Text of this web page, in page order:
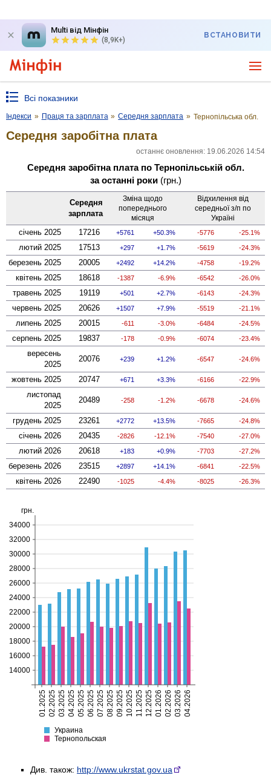
Multi від Мінфін
(8,9K+)
ВСТАНОВИТИ
Всі показники
Індекси » Праця та зарплата » Середня зарплата » Тернопільська обл.
Середня заробітна плата
останнє оновлення: 19.06.2026 14:54
Середня заробітна плата по Тернопільській обл.
за останні роки (грн.)
Середня
зарплата
Зміна щодо
попереднього
місяця
Відхилення від
середньої з/п по
Україні
січень 2025 17216 5761 50.3% -5776 -25.1%
лютий 2025 17513 297 1.7% -5619 -24.3%
березень 2025 20005 2492 14.2% -4758 -19.2%
квітень 2025 18618 -1387 -6.9% -6542 -26.0%
травень 2025 19119 501 2.7% -6143 -24.3%
червень 2025 20626 1507 7.9% -5519 -21.1%
липень 2025 20015 -611 -3.0% -6484 -24.5%
серпень 2025 19837 -178 -0.9% -6074 -23.4%
вересень
2025
20076 239 1.2% -6547 -24.6%
жовтень 2025 20747 671 3.3% -6166 -22.9%
листопад
2025
20489 -258 -1.2% -6678 -24.6%
грудень 2025 23261 2772 13.5% -7665 -24.8%
січень 2026 20435 -2826 -12.1% -7540 -27.0%
лютий 2026 20618 183 0.9% -7703 -27.2%
березень 2026 23515 2897 14.1% -6841 -22.5%
квітень 2026 22490 -1025 -4.4% -8025 -26.3%
Див. також: http://www.ukrstat.gov.ua